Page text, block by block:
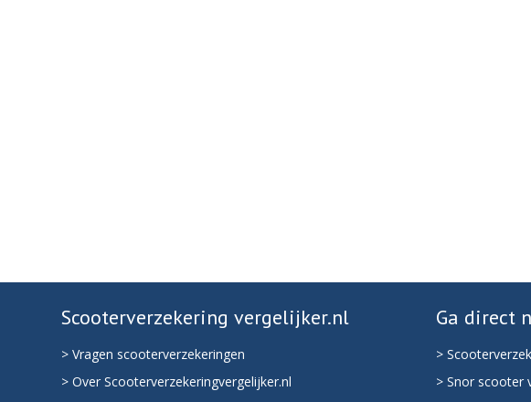
Scooterverzekering vergelijker.nl
> Vragen scooterverzekeringen
> Over Scooterverzekeringvergelijker.nl
Ga direct
>
> Snor scooter